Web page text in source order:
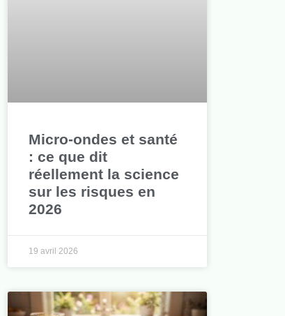
Micro-ondes et santé
: ce que dit
réellement la science
sur les risques en
2026
19 avril 2026